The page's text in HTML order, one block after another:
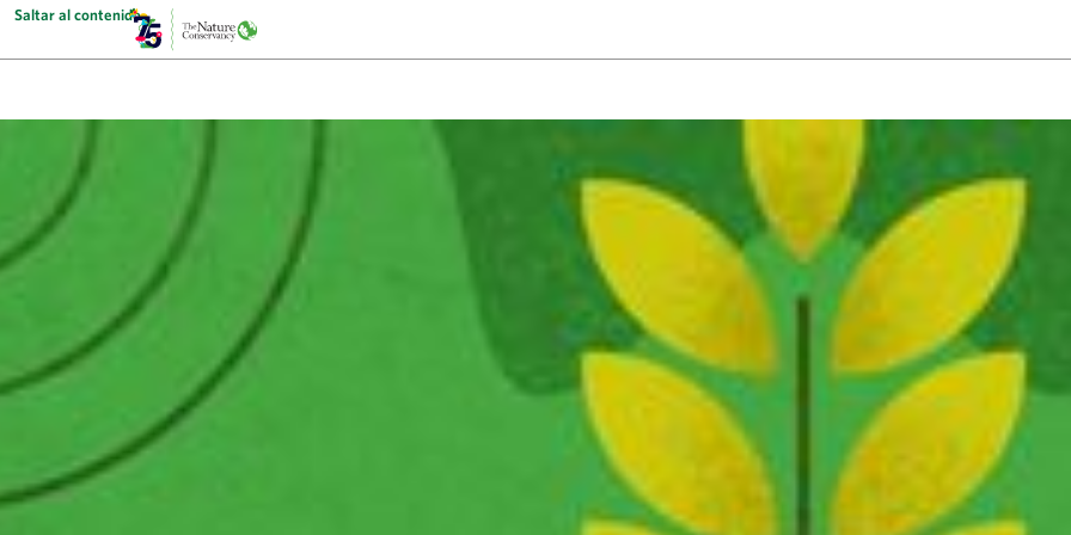
Saltar al contenido